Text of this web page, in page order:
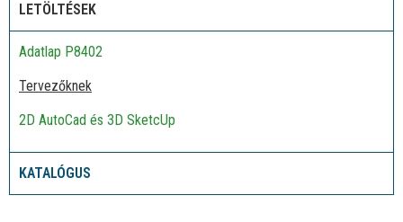
LETÖLTÉSEK
Adatlap P8402
Tervezőknek
2D AutoCad és 3D SketcUp
KATALÓGUS